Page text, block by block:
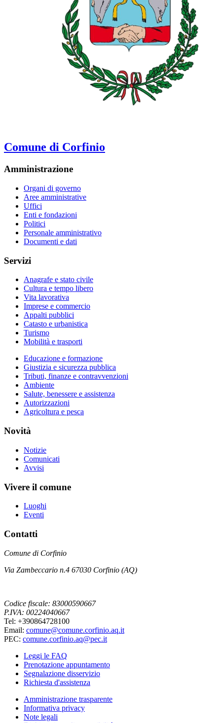
Comune di Corfinio
Amministrazione
Organi di governo
Aree amministrative
Uffici
Enti e fondazioni
Politici
Personale amministrativo
Documenti e dati
Servizi
Anagrafe e stato civile
Cultura e tempo libero
Vita lavorativa
Imprese e commercio
Appalti pubblici
Catasto e urbanistica
Turismo
Mobilità e trasporti
Educazione e formazione
Giustizia e sicurezza pubblica
Tributi, finanze e contravvenzioni
Ambiente
Salute, benessere e assistenza
Autorizzazioni
Agricoltura e pesca
Novità
Notizie
Comunicati
Avvisi
Vivere il comune
Luoghi
Eventi
Contatti
Comune di Corfinio
Via Zambeccario n.4 67030 Corfinio (AQ)
Codice fiscale: 83000590667
P.IVA: 00224040667
Tel: +390864728100
Email: comune@comune.corfinio.aq.it
PEC: comune.corfinio.aq@pec.it
Leggi le FAQ
Prenotazione appuntamento
Segnalazione disservizio
Richiesta d'assistenza
Amministrazione trasparente
Informativa privacy
Note legali